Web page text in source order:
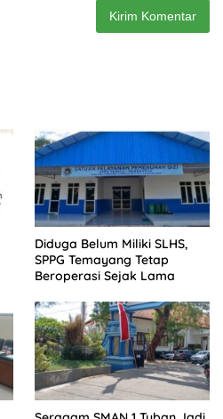
Diduga Belum Miliki SLHS,
SPPG Temayang Tetap
Beroperasi Sejak Lama